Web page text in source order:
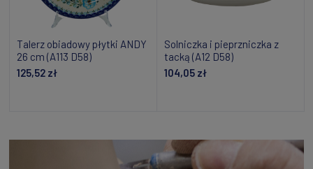
Talerz obiadowy płytki ANDY
26 cm (A113 D58)
125,52 zł
Solniczka i pieprzniczka z
tacką (A12 D58)
104,05 zł